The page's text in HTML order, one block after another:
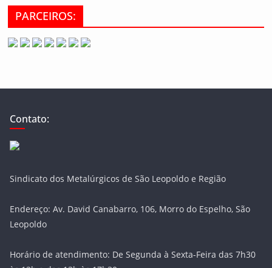
PARCEIROS:
Contato:
Sindicato dos Metalúrgicos de São Leopoldo e Região
Endereço: Av. David Canabarro, 106, Morro do Espelho, São
Leopoldo
Horário de atendimento: De Segunda à Sexta-Feira das 7h30